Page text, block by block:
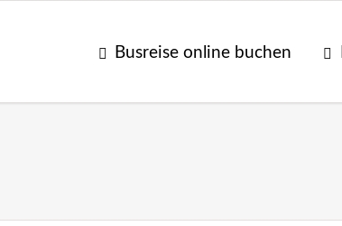
Busreise online buchen